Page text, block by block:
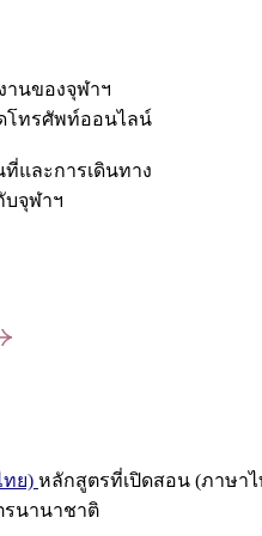
านของจุฬาฯ
โทรศัพท์ออนไลน์
ที่และการเดินทาง
บจุฬาฯ
ย) หลักสูตรที่เปิดสอน (ภาษาไ
นานาชาติ